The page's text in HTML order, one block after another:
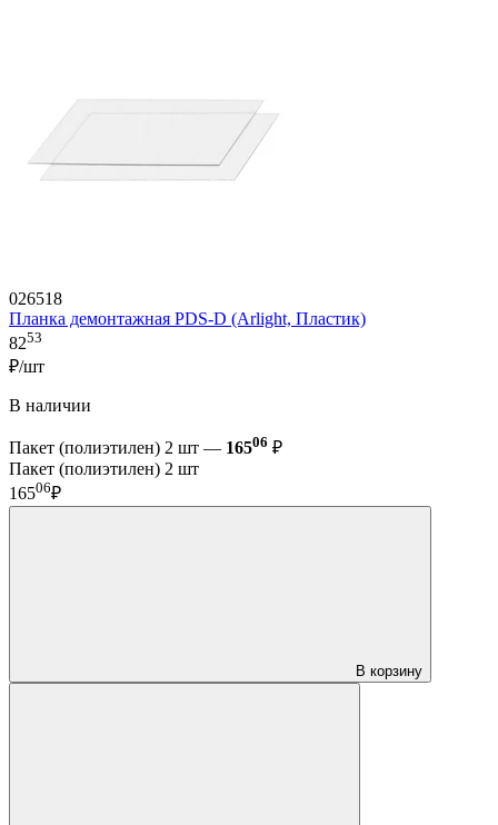
026518
Планка демонтажная PDS-D (Arlight, Пластик)
8253
₽/шт
В наличии
Пакет (полиэтилен) 2 шт — 16506 ₽
Пакет (полиэтилен) 2 шт
16506₽
В корзину